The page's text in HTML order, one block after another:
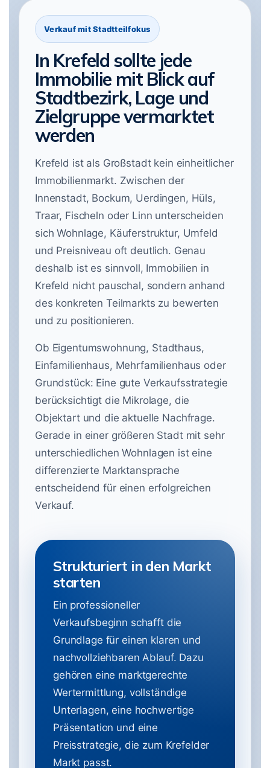
Verkauf mit Stadtteilfokus
In Krefeld sollte jede
Immobilie mit Blick auf
Stadtbezirk, Lage und
Zielgruppe vermarktet
werden
Krefeld ist als Großstadt kein einheitlicher
Immobilienmarkt. Zwischen der
Innenstadt, Bockum, Uerdingen, Hüls,
Traar, Fischeln oder Linn unterscheiden
sich Wohnlage, Käuferstruktur, Umfeld
und Preisniveau oft deutlich. Genau
deshalb ist es sinnvoll, Immobilien in
Krefeld nicht pauschal, sondern anhand
des konkreten Teilmarkts zu bewerten
und zu positionieren.
Ob Eigentumswohnung, Stadthaus,
Einfamilienhaus, Mehrfamilienhaus oder
Grundstück: Eine gute Verkaufsstrategie
berücksichtigt die Mikrolage, die
Objektart und die aktuelle Nachfrage.
Gerade in einer größeren Stadt mit sehr
unterschiedlichen Wohnlagen ist eine
differenzierte Marktansprache
entscheidend für einen erfolgreichen
Verkauf.
Strukturiert in den Markt
starten
Ein professioneller
Verkaufsbeginn schafft die
Grundlage für einen klaren und
nachvollziehbaren Ablauf. Dazu
gehören eine marktgerechte
Wertermittlung, vollständige
Unterlagen, eine hochwertige
Präsentation und eine
Preisstrategie, die zum Krefelder
Markt passt.